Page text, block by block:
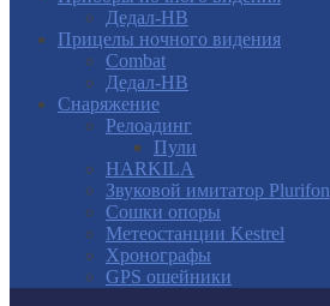
Дедал-НВ
Прицелы ночного видения
Combat
Дедал-НВ
Снаряжение
Релоадинг
Пули
HARKILA
Звуковой имитатор Plurifon
Сошки опоры
Метеостанции Kestrel
Хронографы
GPS ошейники